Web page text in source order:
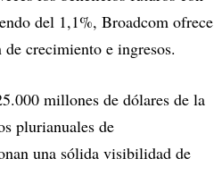
del 1,1%, Broadcom ofrece
crecimiento e ingresos.
millones de dólares de la
plurianuales de
una sólida visibilidad de